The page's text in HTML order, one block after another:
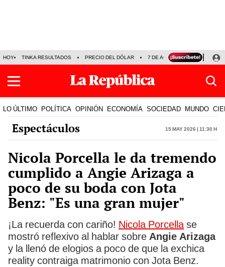
HOY TINKA RESULTADOS PRECIO DEL DÓLAR 7 DE AGOSTO OLLANTA
LO ÚLTIMO POLÍTICA OPINIÓN ECONOMÍA SOCIEDAD MUNDO
Espectáculos 15 May 2026 | 11:30 h
Nicola Porcella le da tremendo
cumplido a Angie Arizaga a
poco de su boda con Jota
Benz: "Es una gran mujer"
¡La recuerda con cariño! Nicola Porcellase
mostró reflexivo al hablar sobre Angie Arizaga
y la llenó de elogios a poco de que la exchica
reality contraiga matrimonio con Jota Benz.